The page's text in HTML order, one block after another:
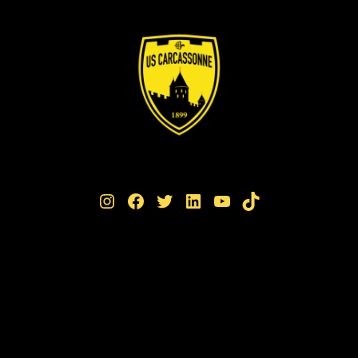
Instagram Facebook Twitter LinkedIn YouTube TikTok